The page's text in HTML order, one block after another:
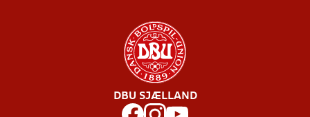
DBU SJÆLLAND